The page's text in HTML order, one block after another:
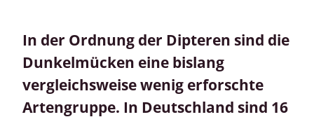
In der Ordnung der Dipteren sind die
Dunkelmücken eine bislang
vergleichsweise wenig erforschte
Artengruppe. In Deutschland sind 16